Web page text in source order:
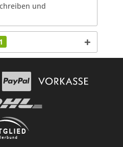
und
1